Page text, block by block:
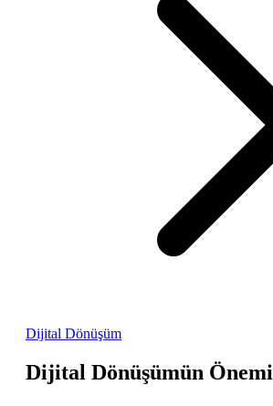
Dijital Dönüşüm
Dijital Dönüşümün Önemi